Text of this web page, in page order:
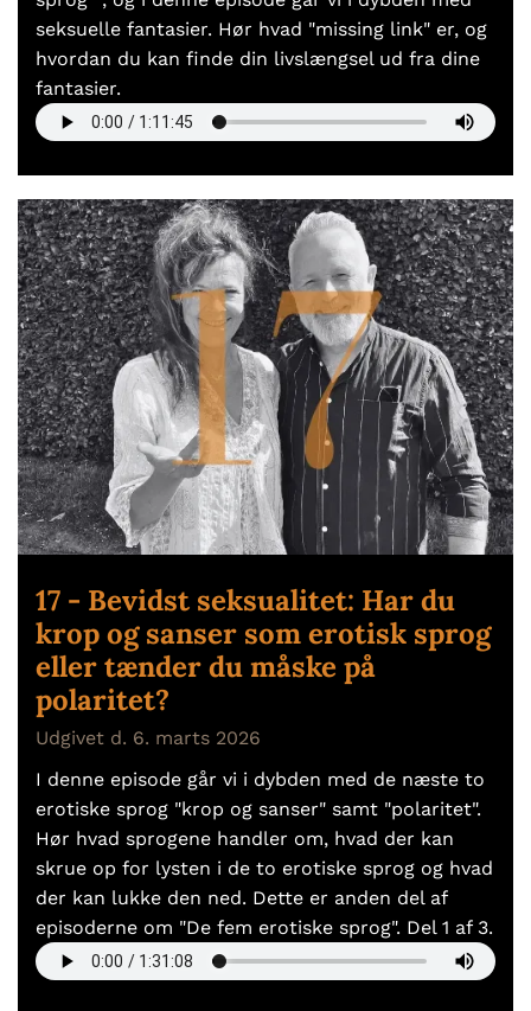
seksuelle fantasier. Hør hvad "missing link" er, og
hvordan du kan finde din livslængsel ud fra dine
fantasier.
17 - Bevidst seksualitet: Har du
krop og sanser som erotisk sprog
eller tænder du måske på
polaritet?
Udgivet d. 6. marts 2026
I denne episode går vi i dybden med de næste to
erotiske sprog "krop og sanser" samt "polaritet".
Hør hvad sprogene handler om, hvad der kan
skrue op for lysten i de to erotiske sprog og hvad
der kan lukke den ned. Dette er anden del af
episoderne om "De fem erotiske sprog". Del 1 af 3.